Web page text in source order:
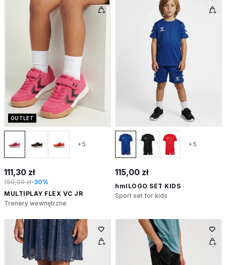
OUTLET
+5
111,30 zł
159,00 zł-30%
MULTIPLAY FLEX VC JR
Trenery wewnętrzne
+5
115,00 zł
hmlLOGO SET KIDS
Sport set for kids